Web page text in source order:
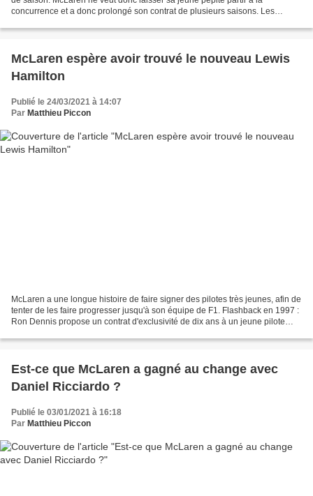
concurrence et a donc prolongé son contrat de plusieurs saisons. Les
McLaren espère avoir trouvé le nouveau Lewis
Hamilton
Publié le 24/03/2021 à 14:07
Par Matthieu Piccon
McLaren a une longue histoire de faire signer des pilotes très jeunes, afin de
tenter de les faire progresser jusqu'à son équipe de F1. Flashback en 1997 :
Ron Dennis propose un contrat d'exclusivité de dix ans à un jeune pilote
Est-ce que McLaren a gagné au change avec
Daniel Ricciardo ?
Publié le 03/01/2021 à 16:18
Par Matthieu Piccon